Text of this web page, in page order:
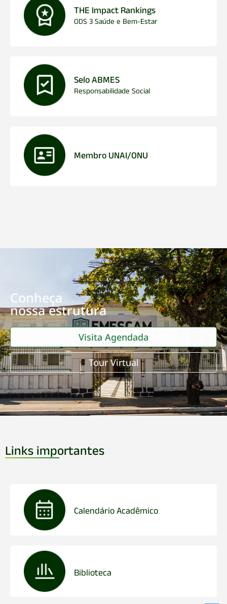
THE Impact Rankings
ODS 3 Saúde e Bem-Estar
Selo ABMES
Responsabilidade Social
Membro UNAI/ONU
Conheça
nossa estrutura
Visita Agendada
Tour Virtual
Links importantes
Calendário Acadêmico
Biblioteca